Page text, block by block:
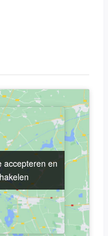
accepteren en
accepteren en